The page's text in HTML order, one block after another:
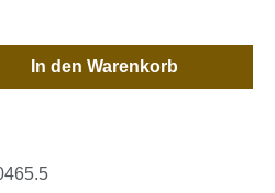
den gewünschten
In den Warenkorb